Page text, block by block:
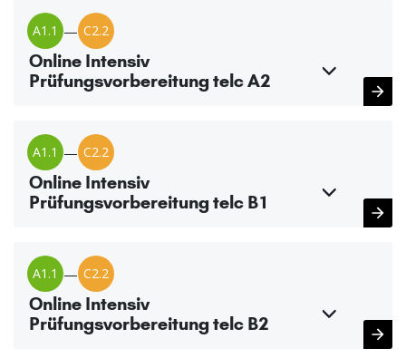
A1.1 — C2.2
Online Intensiv
Prüfungsvorbereitung telc A2
A1.1 — C2.2
Online Intensiv
Prüfungsvorbereitung telc B1
A1.1 — C2.2
Online Intensiv
Prüfungsvorbereitung telc B2